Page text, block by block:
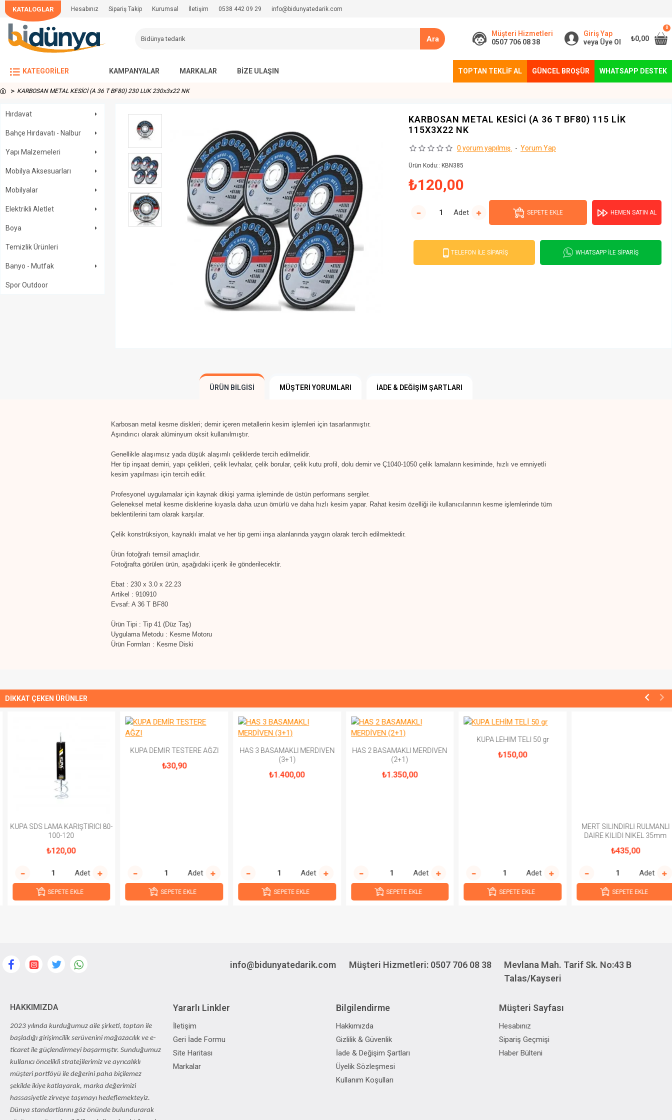
KATALOGLAR Hesabınız Sipariş Takip Kurumsal İletişim 0538 442 09 29 info@bidunyatedarik.com
Ara
Müşteri Hizmetleri
0507 706 08 38
Giriş Yap
veya Üye Ol
₺0,00
0
KATEGORILER KAMPANYALAR MARKALAR BIZE ULAŞIN TOPTAN TEKLIF AL GÜNCEL BROŞÜR WHATSAPP DESTEK
KARBOSAN METAL KESİCİ (A 36 T BF80) 230 LUK 230x3x22 NK
Hırdavat
Bahçe Hırdavatı - Nalbur
Yapı Malzemeleri
Mobilya Aksesuarları
Mobilyalar
Elektrikli Aletlet
Boya
Temizlik Ürünleri
Banyo - Mutfak
Spor Outdoor
0 yorum yapılmış. - Yorum Yap
KARBOSAN METAL KESİCİ (A 36 T BF80) 115 LİK
115X3X22 NK
Ürün Kodu:: KBN385
₺120,00
Adet SEPETE EKLE HEMEN SATIN AL
TELEFON İLE SIPARIŞ WHATSAPP İLE SIPARIŞ
ÜRÜN BILGISI MÜŞTERI YORUMLARI İADE & DEĞIŞIM ŞARTLARI
Karbosan metal kesme diskleri; demir içeren metallerin kesim işlemleri için tasarlanmıştır.
Aşındırıcı olarak alüminyum oksit kullanılmıştır.
Genellikle alaşımsız yada düşük alaşımlı çeliklerde tercih edilmelidir.
Her tip inşaat demiri, yapı çelikleri, çelik levhalar, çelik borular, çelik kutu profil, dolu demir ve Ç1040-1050 çelik lamaların kesiminde, hızlı ve emniyetli
kesim yapılması için tercih edilir.
Profesyonel uygulamalar için kaynak dikişi yarma işleminde de üstün performans sergiler.
Geleneksel metal kesme disklerine kıyasla daha uzun ömürlü ve daha hızlı kesim yapar. Rahat kesim özelliği ile kullanıcılarının kesme işlemlerinde tüm
beklentilerini tam olarak karşılar.
Çelik konstrüksiyon, kaynaklı imalat ve her tip gemi inşa alanlarında yaygın olarak tercih edilmektedir.
Ürün fotoğrafı temsil amaçlıdır.
Fotoğrafta görülen ürün, aşağıdaki içerik ile gönderilecektir.
Ebat : 230 x 3.0 x 22.23
Artikel : 910910
Evsaf: A 36 T BF80
Ürün Tipi : Tip 41 (Düz Taş)
Uygulama Metodu : Kesme Motoru
Ürün Formları : Kesme Diski
DIKKAT ÇEKEN ÜRÜNLER
KUPA SDS LAMA KARIŞTIRICI 80-
100-120
₺120,00
Adet
SEPETE EKLE
KUPA DEMİR TESTERE AĞZI
₺30,90
Adet
SEPETE EKLE
HAS 3 BASAMAKLI MERDİVEN
(3+1)
₺1.400,00
Adet
SEPETE EKLE
HAS 2 BASAMAKLI MERDİVEN
(2+1)
₺1.350,00
Adet
SEPETE EKLE
KUPA LEHİM TELİ 50 gr
₺150,00
Adet
SEPETE EKLE
Adet
SEPETE EKLE
info@bidunyatedarik.com Müşteri Hizmetleri: 0507 706 08 38
Mevlana Mah. Tarif Sk. No:43 B
Talas/Kayseri
HAKKIMIZDA
2023 yılında kurduğumuz aile şirketi, toptan ile
başladığı girişimcilik serüvenini mağazacılık ve e-
ticaret ile güçlendirmeyi başarmıştır. Sunduğumuz
kullanıcı öncelikli stratejilerimiz ve ayrıcalıklı
müşteri portföyü ile değerini paha biçilemez
şekilde ikiye katlayarak, marka değerimizi
hassasiyetle zirveye taşımayı hedeflemekteyiz.
Dünya standartlarını göz önünde bulundurarak
Yararlı Linkler
İletişim
Geri İade Formu
Site Haritası
Markalar
Bilgilendirme
Hakkımızda
Gizlilik & Güvenlik
İade & Değişim Şartları
Üyelik Sözleşmesi
Kullanım Koşulları
Müşteri Sayfası
Hesabınız
Sipariş Geçmişi
Haber Bülteni